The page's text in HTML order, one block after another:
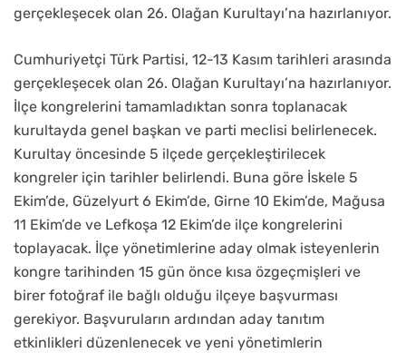
gerçekleşecek olan 26. Olağan Kurultayı’na hazırlanıyor.
Cumhuriyetçi Türk Partisi, 12-13 Kasım tarihleri arasında
gerçekleşecek olan 26. Olağan Kurultayı’na hazırlanıyor.
İlçe kongrelerini tamamladıktan sonra toplanacak
kurultayda genel başkan ve parti meclisi belirlenecek.
Kurultay öncesinde 5 ilçede gerçekleştirilecek
kongreler için tarihler belirlendi. Buna göre İskele 5
Ekim’de, Güzelyurt 6 Ekim’de, Girne 10 Ekim’de, Mağusa
11 Ekim’de ve Lefkoşa 12 Ekim’de ilçe kongrelerini
toplayacak. İlçe yönetimlerine aday olmak isteyenlerin
kongre tarihinden 15 gün önce kısa özgeçmişleri ve
birer fotoğraf ile bağlı olduğu ilçeye başvurması
gerekiyor. Başvuruların ardından aday tanıtım
etkinlikleri düzenlenecek ve yeni yönetimlerin